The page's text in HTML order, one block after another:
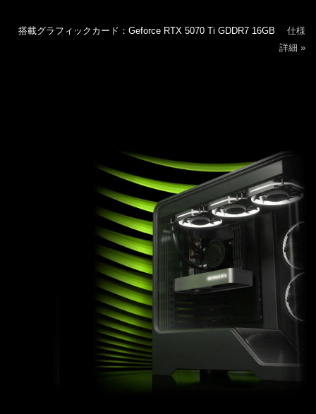
搭載グラフィックカード：Geforce RTX 5070 Ti GDDR7 16GB 仕様
詳細 »